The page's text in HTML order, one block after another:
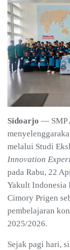
Sidoarjo — SMP
melalui Studi
Innovation
pada Rabu, 22
Yakult Indonesia
Cimory Prigen
pembelajaran
2025/2026.
Sejak pagi hari,